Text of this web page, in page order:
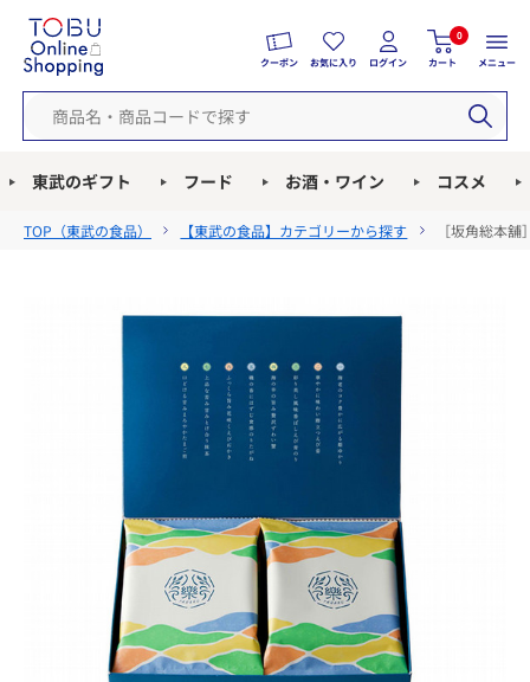
クーポン お気に入り ログイン
0
カート メニュー
東武のギフト フード お酒・ワイン コスメ
TOP（東武の食品） 【東武の食品】カテゴリーから探す ［坂角総本